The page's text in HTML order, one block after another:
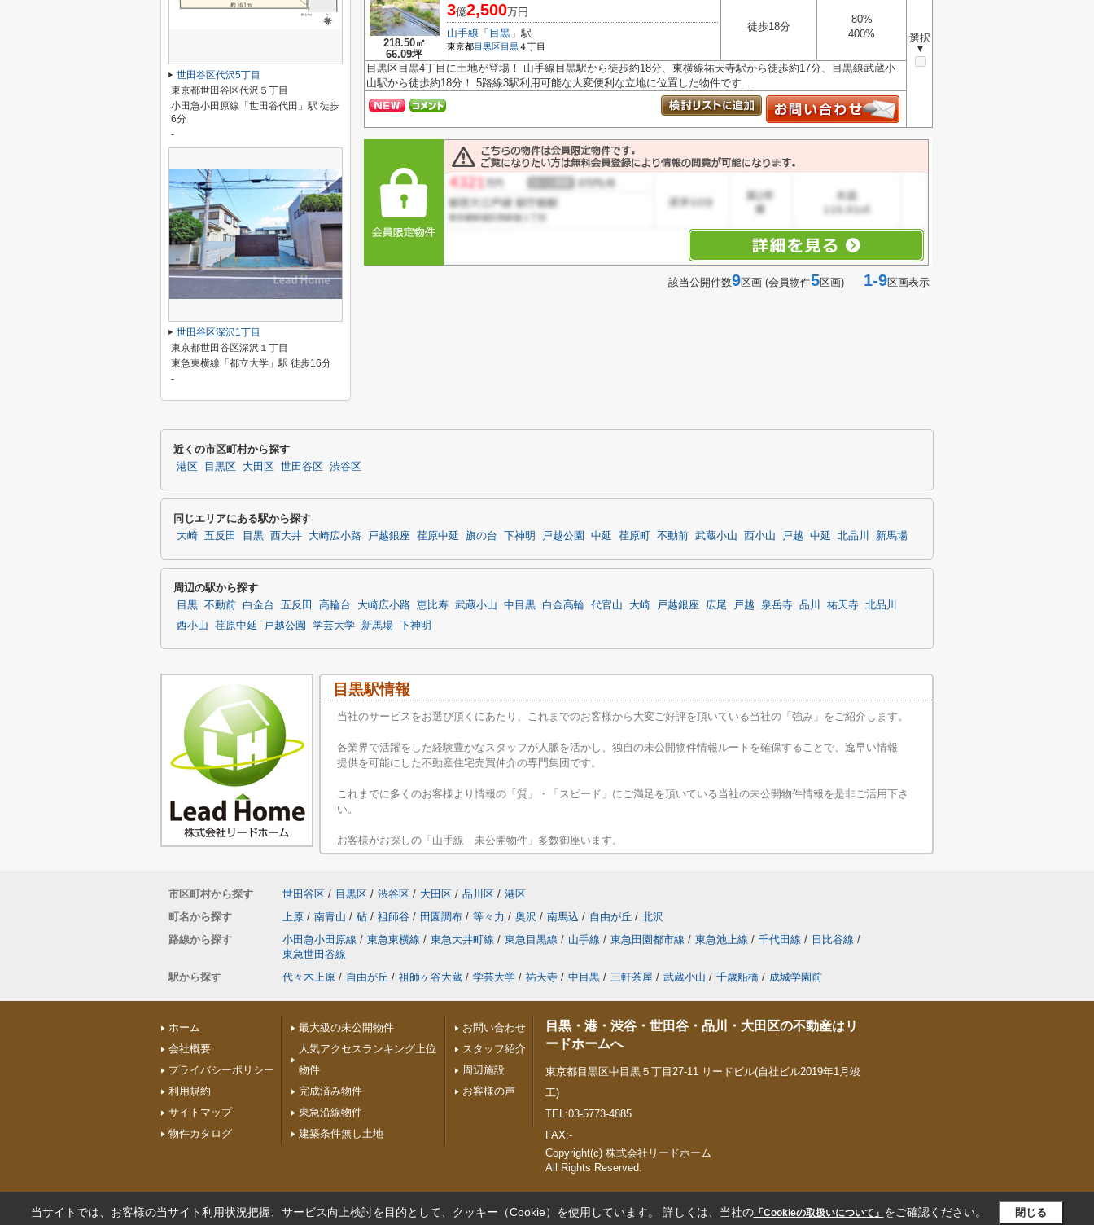
218.50㎡
66.09坪
選択
▼
3億2,500万円
山手線 「 目黒 」駅
東京都目黒区目黒４丁目
徒歩18分
80%
400%
目黒区目黒4丁目に土地が登場！ 山手線目黒駅から徒歩約18分、東横線祐天寺駅から徒歩約17分、目黒線武蔵小
山駅から徒歩約18分！ 5路線3駅利用可能な大変便利な立地に位置した物件です...
該当公開件数9区画 (会員物件5区画) 1-9区画表示
世田谷区代沢5丁目
東京都世田谷区代沢５丁目
小田急小田原線「世田谷代田」駅 徒歩
6分
-
世田谷区深沢1丁目
東京都世田谷区深沢１丁目
東急東横線「都立大学」駅 徒歩16分
-
近くの市区町村から探す
港区 目黒区 大田区 世田谷区 渋谷区
同じエリアにある駅から探す
大崎 五反田 目黒 西大井 大崎広小路 戸越銀座 荏原中延 旗の台 下神明 戸越公園 中延 荏原町 不動前 武蔵小山 西小山 戸越 中延 北品川 新馬場
周辺の駅から探す
目黒 不動前 白金台 五反田 高輪台 大崎広小路 恵比寿 武蔵小山 中目黒 白金高輪 代官山 大崎 戸越銀座 広尾 戸越 泉岳寺 品川 祐天寺 北品川
西小山
荏原中延 戸越公園 学芸大学 新馬場 下神明
目黒駅情報
当社のサービスをお選び頂くにあたり、これまでのお客様から大変ご好評を頂いている当社の「強み」をご紹介します。
各業界で活躍をした経験豊かなスタッフが人脈を活かし、独自の未公開物件情報ルートを確保することで、逸早い情報
提供を可能にした不動産住宅売買仲介の専門集団です。
これまでに多くのお客様より情報の「質」・「スピード」にご満足を頂いている当社の未公開物件情報を是非ご活用下さ
い。
お客様がお探しの「山手線 未公開物件」多数御座います。
市区町村から探す 世田谷区 / 目黒区 / 渋谷区 / 大田区 / 品川区 / 港区
町名から探す
上原 / 南青山 / 砧 / 祖師谷 / 田園調布 / 等々力 / 奥沢 / 南馬込 / 自由が丘 / 北沢
路線から探す
小田急小田原線 / 東急東横線 / 東急大井町線 / 東急目黒線 / 山手線 / 東急田園都市線 / 東急池上線 / 千代田線 / 日比谷線 /
東急世田谷線
駅から探す
代々木上原 / 自由が丘 / 祖師ヶ谷大蔵 / 学芸大学 / 祐天寺 / 中目黒 / 三軒茶屋 / 武蔵小山 / 千歳船橋 / 成城学園前
ホーム
会社概要
プライバシーポリシー
利用規約
サイトマップ
物件カタログ
最大級の未公開物件
人気アクセスランキング上位
物件
完成済み物件
東急沿線物件
建築条件無し土地
お問い合わせ
スタッフ紹介
周辺施設
お客様の声
目黒・港・渋谷・世田谷・品川・大田区の不動産はリ
ードホームへ
東京都目黒区中目黒５丁目27-11 リードビル(自社ビル2019年1月竣
工)
TEL:03-5773-4885
FAX:-
Copyright(c) 株式会社リードホーム
All Rights Reserved.
当サイトでは、お客様の当サイト利用状況把握、サービス向上検討を目的として、クッキー（Cookie）を使用しています。 詳しくは、当社の「Cookieの取扱いについて」 をご確認ください。 閉じる